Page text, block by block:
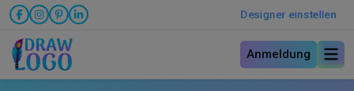
Designer einstellen
Anmeldung